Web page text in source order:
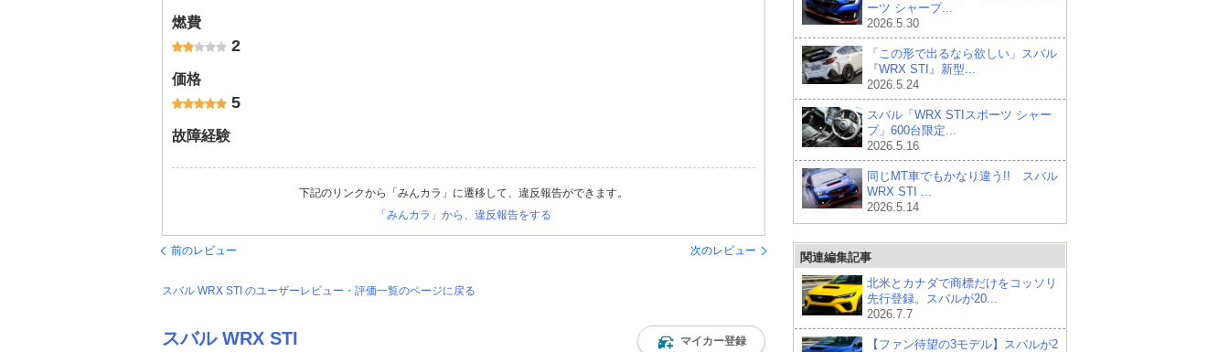
燃費
2
価格
5
故障経験
下記のリンクから「みんカラ」に遷移して、違反報告ができます。
「みんカラ」から、違反報告をする
前のレビュー 次のレビュー
スバル WRX STI のユーザーレビュー・評価一覧のページに戻る
スバル WRX STI マイカー登録
ーツ シャープ...
2026.5.30
「この形で出るなら欲しい」スバル
『WRX STI』新型...
2026.5.24
スバル「WRX STIスポーツ シャー
プ」600台限定...
2026.5.16
同じMT車でもかなり違う!! スバル
WRX STI ...
2026.5.14
関連編集記事
北米とカナダで商標だけをコッソリ
先行登録。スバルが20...
2026.7.7
【ファン待望の3モデル】スバルが2